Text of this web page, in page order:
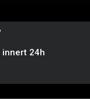
innert 24h